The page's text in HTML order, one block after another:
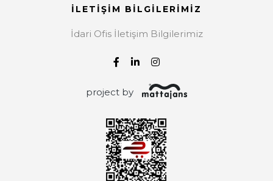
İLETİŞİM BİLGİLERİMİZ
İdari Ofis İletişim Bilgilerimiz
project by